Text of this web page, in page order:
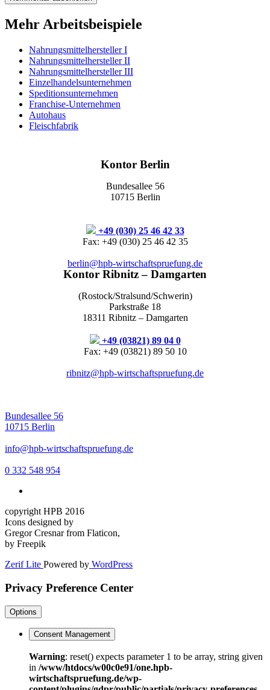
Mehr Arbeitsbeispiele
Nahrungsmittelhersteller I
Nahrungsmittelhersteller II
Nahrungsmittelhersteller III
Einzelhandelsunternehmen
Speditionsunternehmen
Franchise-Unternehmen
Autohaus
Fleischfabrik
Kontor Berlin
Bundesallee 56
10715 Berlin
+49 (030) 25 46 42 33
Fax: +49 (030) 25 46 42 35
berlin@hpb-wirtschaftspruefung.de
Kontor Ribnitz – Damgarten
(Rostock/Stralsund/Schwerin)
Parkstraße 18
18311 Ribnitz – Damgarten
+49 (03821) 89 04 0
Fax: +49 (03821) 89 50 10
ribnitz@hpb-wirtschaftspruefung.de
Bundesallee 56
10715 Berlin
info@hpb-wirtschaftspruefung.de
0 332 548 954
copyright HPB 2016
Icons designed by
Gregor Cresnar from Flaticon,
by Freepik
Zerif Lite Powered by WordPress
Privacy Preference Center
Options
Consent Management
Warning: reset() expects parameter 1 to be array, string given
in /www/htdocs/w00c0e91/one.hpb-
wirtschaftspruefung.de/wp-